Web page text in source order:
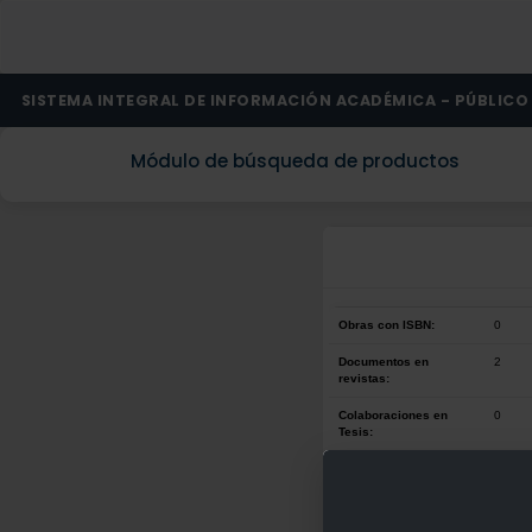
SISTEMA INTEGRAL DE INFORMACIÓN ACADÉMICA - PÚBLICO
Módulo de búsqueda de productos
Obras con ISBN: 0
Documentos en
revistas:
2
Colaboraciones en
Tesis:
0